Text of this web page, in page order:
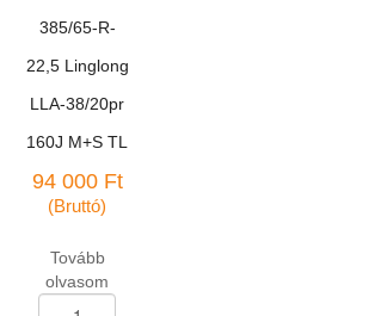
385/65-R-
22,5 Linglong
LLA-38/20pr
160J M+S TL
94 000 Ft
(Bruttó)
Tovább
olvasom